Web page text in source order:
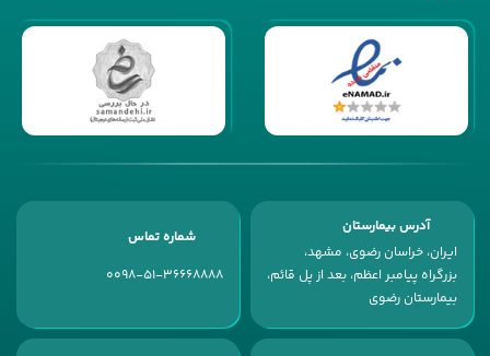
آدرس بیمارستان
ایران، خراسان رضوی، مشهد،
بزرگراه پیامبر اعظم، بعد از پل قائم،
بیمارستان رضوی
شماره تماس
0098-51-36668888